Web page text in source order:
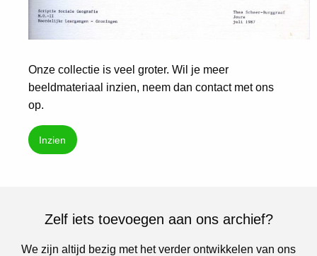
Onze collectie is veel groter. Wil je meer
beeldmateriaal inzien, neem dan contact met ons
op.
Inzien
Zelf iets toevoegen aan ons archief?
We zijn altijd bezig met het verder ontwikkelen van ons